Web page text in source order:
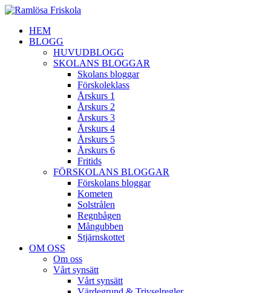
HEM
BLOGG
HUVUDBLOGG
SKOLANS BLOGGAR
Skolans bloggar
Förskoleklass
Årskurs 1
Årskurs 2
Årskurs 3
Årskurs 4
Årskurs 5
Årskurs 6
Fritids
FÖRSKOLANS BLOGGAR
Förskolans bloggar
Kometen
Solstrålen
Regnbågen
Mångubben
Stjärnskottet
OM OSS
Om oss
Vårt synsätt
Vårt synsätt